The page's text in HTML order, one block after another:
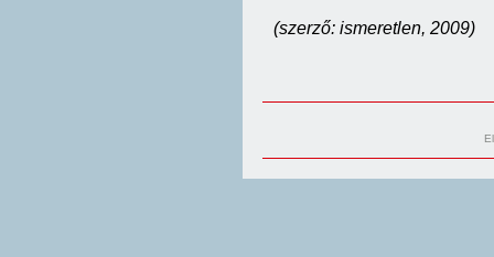
(szerző: ismeretlen, 2009)